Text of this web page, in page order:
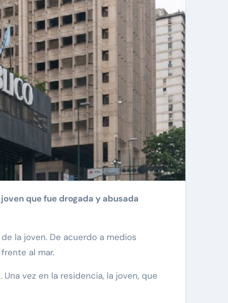
que fue drogada y abusada
la joven. De acuerdo a medios
al mar.
vez en la residencia, la joven, que